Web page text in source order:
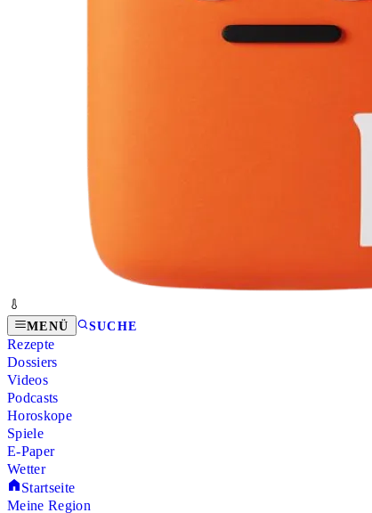
MENÜ SUCHE
Rezepte
Dossiers
Videos
Podcasts
Horoskope
Spiele
E-Paper
Wetter
Startseite
Meine Region